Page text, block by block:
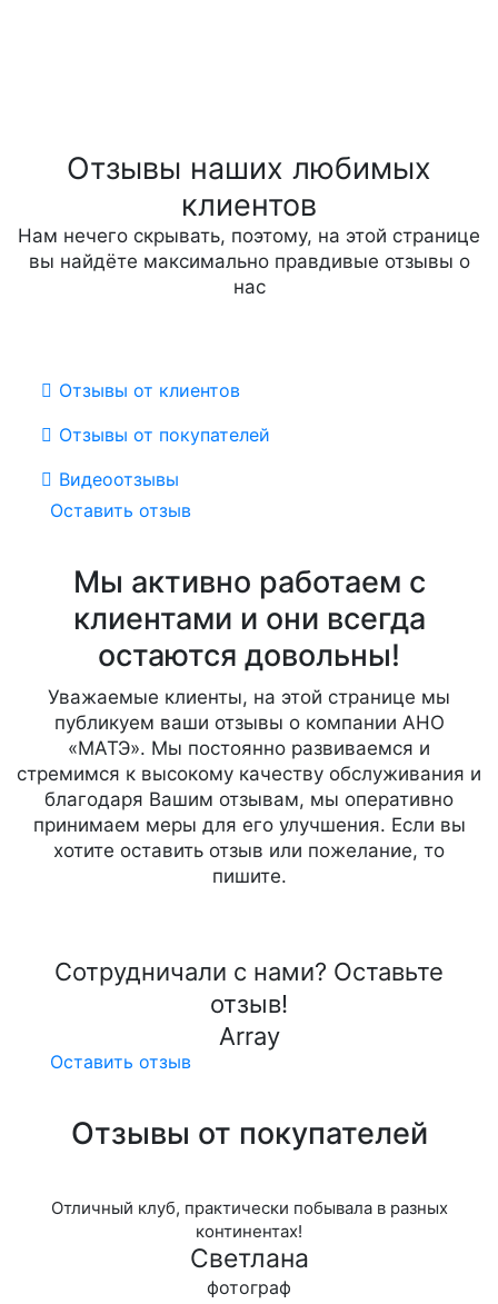
Отзывы наших любимых
клиентов
Нам нечего скрывать, поэтому, на этой странице
вы найдёте максимально правдивые отзывы о
нас
Отзывы от клиентов
Отзывы от покупателей
Видеоотзывы
Оставить отзыв
Мы активно работаем с
клиентами и они всегда
остаются довольны!
Уважаемые клиенты, на этой странице мы
публикуем ваши отзывы о компании АНО
«МАТЭ». Мы постоянно развиваемся и
стремимся к высокому качеству обслуживания и
благодаря Вашим отзывам, мы оперативно
принимаем меры для его улучшения. Если вы
хотите оставить отзыв или пожелание, то
пишите.
Сотрудничали с нами? Оставьте
отзыв!
Array
Оставить отзыв
Отзывы от покупателей
Отличный клуб, практически побывала в разных
континентах!
Светлана
фотограф